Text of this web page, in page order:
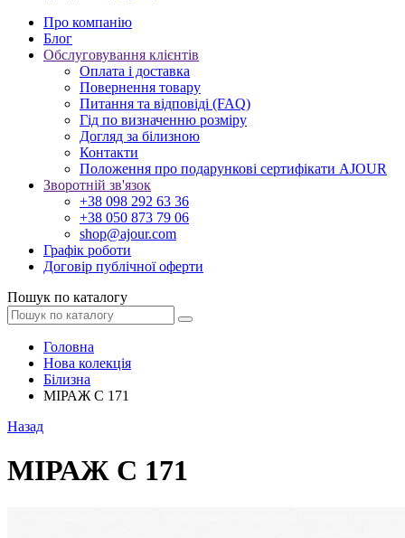
Про компанію
Блог
Обслуговування клієнтів
Оплата і доставка
Повернення товару
Питання та відповіді (FAQ)
Гід по визначенню розміру
Догляд за білизною
Контакти
Положення про подарункові сертифікати AJOUR
Зворотній зв'язок
+38 098 292 63 36
+38 050 873 79 06
shop@ajour.com
Графік роботи
Договір публічної оферти
Пошук по каталогу
Головна
Нова колекція
Білизна
МІРАЖ С 171
Назад
МІРАЖ С 171